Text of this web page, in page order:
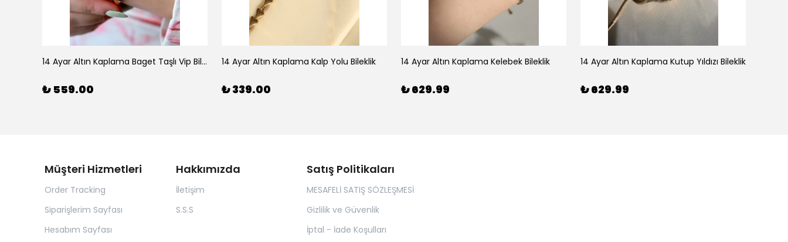
14 Ayar Altın Kaplama Baget Taşlı Vip Bileklik
₺ 559.00
14 Ayar Altın Kaplama Kalp Yolu Bileklik
₺ 339.00
14 Ayar Altın Kaplama Kelebek Bileklik
₺ 629.99
14 Ayar Altın Kaplama Kutup Yıldızı Bileklik
₺ 629.99
Müşteri Hizmetleri
Order Tracking
Siparişlerim Sayfası
Hesabım Sayfası
Hakkımızda
İletişim
S.S.S
Satış Politikaları
MESAFELİ SATIŞ SÖZLEŞMESİ
Gizlilik ve Güvenlik
İptal - İade Koşulları